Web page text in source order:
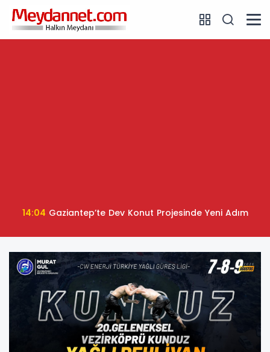
14:04 Gaziantep’te Dev Konut Projesinde Yeni Adım